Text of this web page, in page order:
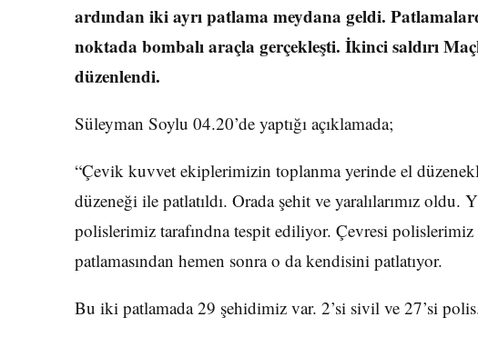
ardından iki ayrı patlama meydana geldi.
noktada bombalı araçla gerçekleşti. İkinci saldırı
düzenlendi.
Süleyman Soylu 04.20’de yaptığı açıklamada;
“Çevik kuvvet ekiplerimizin toplanma yerinde el
düzeneği ile patlatıldı. Orada şehit ve yaralılarımız
polislerimiz tarafındna tespit ediliyor. Çevresi polislerimiz
patlamasından hemen sonra o da kendisini patlatıyor.
Bu iki patlamada 29 şehidimiz var. 2’si sivil ve 27’si